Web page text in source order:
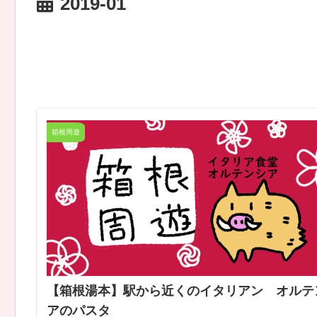
箱根周遊
【箱根湯本】駅から近くのイタリアン オルテ
アのパスタ